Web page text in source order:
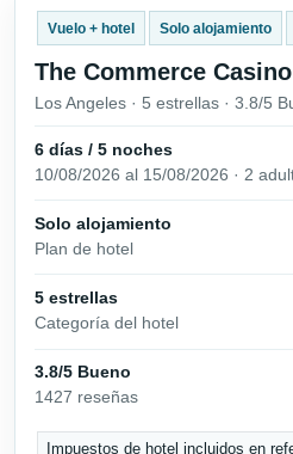
Vuelo + hotel Solo alojamiento
The Commerce
Los Angeles · 5 estrellas · 3.8/5
6 días / 5 noches
10/08/2026 al 15/08/2026 · 2
Solo alojamiento
Plan de hotel
5 estrellas
Categoría del hotel
3.8/5 Bueno
1427 reseñas
Impuestos de hotel incluidos en